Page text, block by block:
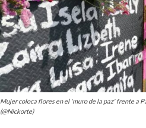
Mujer coloca flores en el 'muro de la paz' frente a
(@Nickorte)